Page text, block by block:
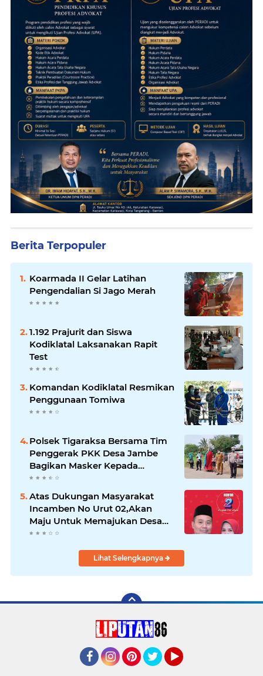
Berita Terpopuler
Koarmada II Gelar Latihan
Pengendalian Si Jago Merah
1.192 Prajurit dan Siswa
Kodiklatal Laksanakan Rapit
Test
Komandan Kodiklatal Resmikan
Penggunaan Tomiwa
Polsek Tigaraksa Bersama Tim
Penggerak PKK Desa Jambe
Bagikan Masker Kepada
Pengguna Jalan
Atas Dukungan Masyarakat
Incamben No Urut 02,Akan
Maju Untuk Memajukan Desa
Tegal Kunir Kidul
Lihat Selengkapnya